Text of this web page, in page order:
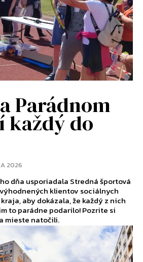
Parádnom
každý do
2026
dňa usporiadala Stredná športová
klientov sociálnych
aby dokázala, že každý z nich
to parádne podarilo! Pozrite si
mieste natočili.